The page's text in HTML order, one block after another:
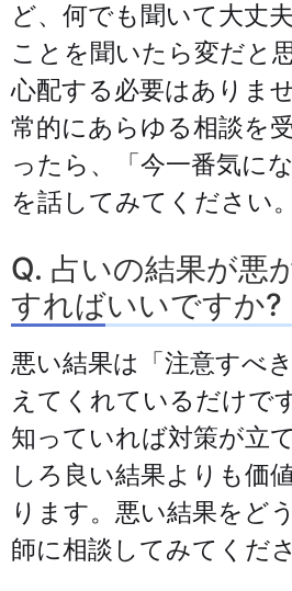
ど、何でも聞いて大丈
ことを聞いたら変だと
心配する必要はありま
常的にあらゆる相談を
ったら、「今一番気に
を話してみてください。
Q. 占いの結果が悪
すればいいですか?
悪い結果は「注意すべ
えてくれているだけで
知っていれば対策が立
しろ良い結果よりも価
ります。悪い結果をど
師に相談してみてくださ